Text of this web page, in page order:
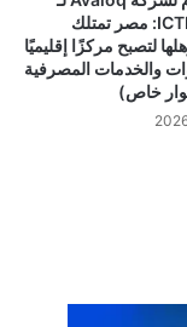
الذي تتبناه
أن يتبعه تطوير
ICTBusiness: مصر تمتلك
لتصبح مركزًا إقليميًا
والخدمات المصرفية
خاص)